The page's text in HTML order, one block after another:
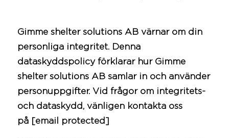
Gimme shelter solutions AB värnar om din
personliga integritet. Denna
dataskyddspolicy förklarar hur Gimme
shelter solutions AB samlar in och använder
personuppgifter. Vid frågor om integritets-
och dataskydd, vänligen kontakta oss
på [email protected]